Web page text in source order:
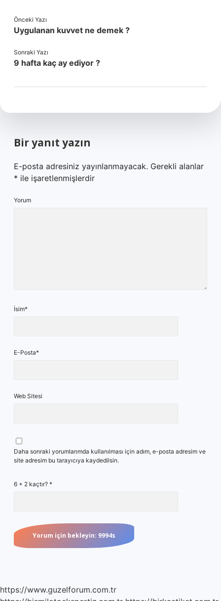
Önceki Yazı
Uygulanan kuvvet ne demek ?
Sonraki Yazı
9 hafta kaç ay ediyor ?
Bir yanıt yazın
E-posta adresiniz yayınlanmayacak. Gerekli alanlar
* ile işaretlenmişlerdir
Yorum
İsim*
E-Posta*
Web Sitesi
Daha sonraki yorumlarımda kullanılması için adım, e-posta adresim ve
site adresim bu tarayıcıya kaydedilsin.
6 + 2 kaçtır? *
https://www.guzelforum.com.tr